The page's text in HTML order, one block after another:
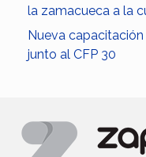
la zamacueca a la
Nueva
junto al CFP 30